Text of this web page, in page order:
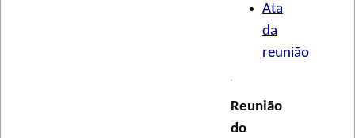
Ata
da
reunião
Reunião
do